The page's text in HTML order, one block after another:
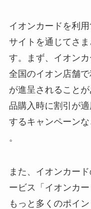
イオンカードを利
サイトを通じてさ
す。まず、イオンカ
全国のイオン店舗
が進呈されること
品購入時に割引が
するキャンペーン
。
また、イオンカー
ービス「イオンカ
もっと多くのポイ